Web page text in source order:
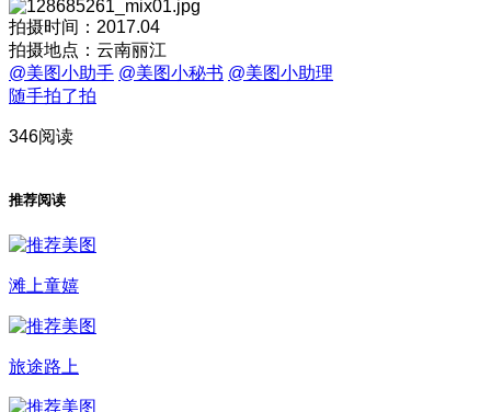
拍摄时间：2017.04
拍摄地点：云南丽江
@美图小助手 @美图小秘书 @美图小助理
随手拍了拍
346阅读
推荐阅读
滩上童嬉
旅途路上